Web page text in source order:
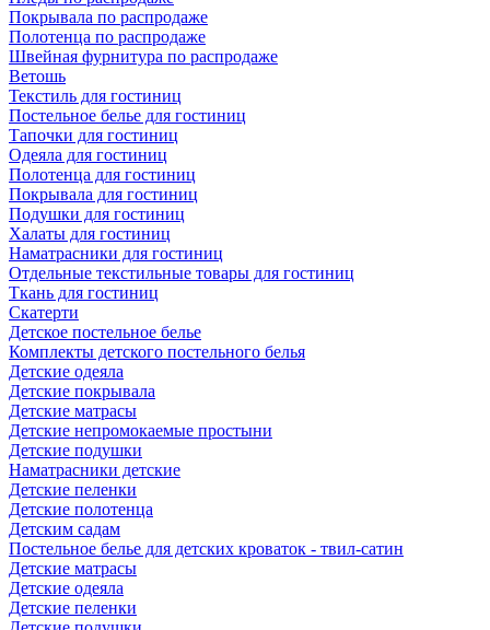
Покрывала по распродаже
Полотенца по распродаже
Швейная фурнитура по распродаже
Ветошь
Текстиль для гостиниц
Постельное белье для гостиниц
Тапочки для гостиниц
Одеяла для гостиниц
Полотенца для гостиниц
Покрывала для гостиниц
Подушки для гостиниц
Халаты для гостиниц
Наматрасники для гостиниц
Отдельные текстильные товары для гостиниц
Ткань для гостиниц
Скатерти
Детское постельное белье
Комплекты детского постельного белья
Детские одеяла
Детские покрывала
Детские матрасы
Детские непромокаемые простыни
Детские подушки
Наматрасники детские
Детские пеленки
Детские полотенца
Детским садам
Постельное белье для детских кроваток - твил-сатин
Детские матрасы
Детские одеяла
Детские пеленки